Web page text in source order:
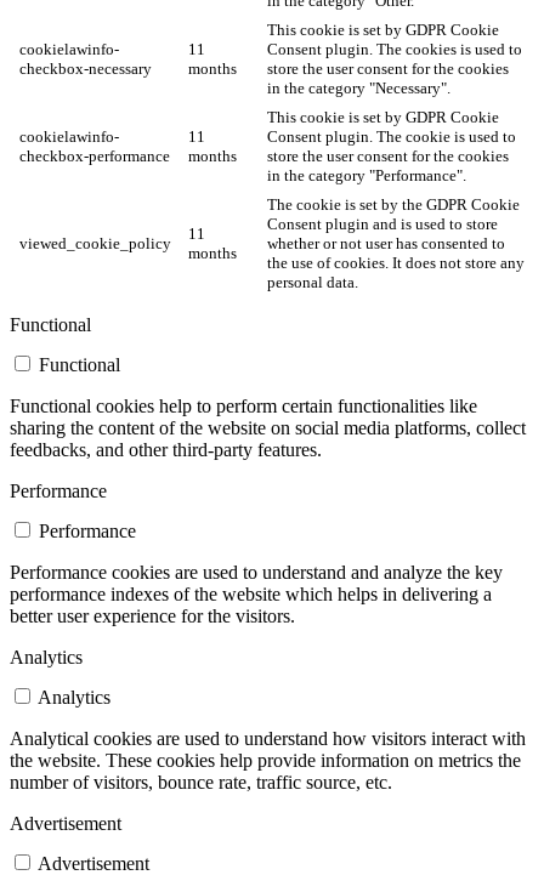
cookielawinfo-
checkbox-necessary
11
months
This cookie is set by GDPR Cookie
Consent plugin. The cookies is used to
store the user consent for the cookies
in the category "Necessary".
cookielawinfo-
checkbox-performance
11
months
This cookie is set by GDPR Cookie
Consent plugin. The cookie is used to
store the user consent for the cookies
in the category "Performance".
viewed_cookie_policy
11
months
The cookie is set by the GDPR Cookie
Consent plugin and is used to store
whether or not user has consented to
the use of cookies. It does not store any
personal data.
Functional
Functional
Functional cookies help to perform certain functionalities like
sharing the content of the website on social media platforms, collect
feedbacks, and other third-party features.
Performance
Performance
Performance cookies are used to understand and analyze the key
performance indexes of the website which helps in delivering a
better user experience for the visitors.
Analytics
Analytics
Analytical cookies are used to understand how visitors interact with
the website. These cookies help provide information on metrics the
number of visitors, bounce rate, traffic source, etc.
Advertisement
Advertisement